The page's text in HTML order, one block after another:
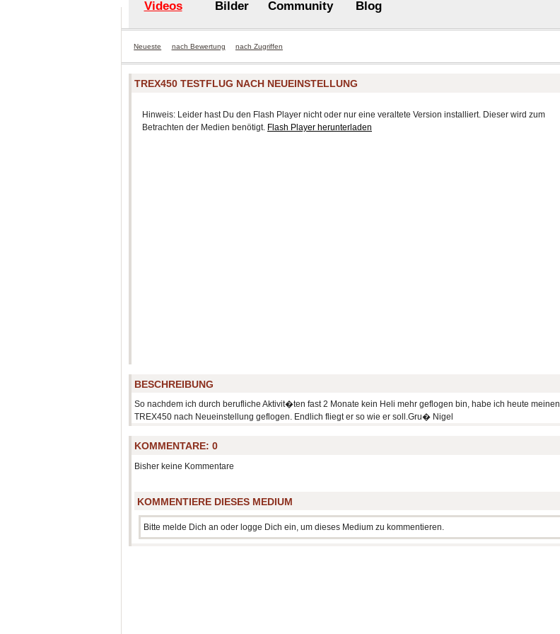
Videos Bilder Community Blog
Neueste nach Bewertung nach Zugriffen
TREX450 TESTFLUG NACH NEUEINSTELLUNG
Hinweis: Leider hast Du den Flash Player nicht oder nur eine veraltete Version installiert. Dieser wird zum
Betrachten der Medien benötigt. Flash Player herunterladen
BESCHREIBUNG
So nachdem ich durch berufliche Aktivit�ten fast 2 Monate kein Heli mehr geflogen bin, habe ich heute meinen
TREX450 nach Neueinstellung geflogen. Endlich fliegt er so wie er soll.Gru� Nigel
KOMMENTARE:0
Bisher keine Kommentare
KOMMENTIERE DIESES MEDIUM
Bitte melde Dich an oder logge Dich ein, um dieses Medium zu kommentieren.